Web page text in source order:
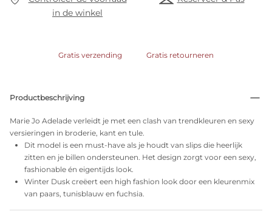
in de winkel
Gratis verzending Gratis retourneren
Productbeschrijving
Marie Jo Adelade verleidt je met een clash van trendkleuren en sexy
versieringen in broderie, kant en tule.
Dit model is een must-have als je houdt van slips die heerlijk
zitten en je billen ondersteunen. Het design zorgt voor een sexy,
fashionable én eigentijds look.
Winter Dusk creëert een high fashion look door een kleurenmix
van paars, tunisblauw en fuchsia.